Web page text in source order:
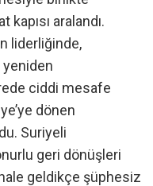
kapısı aralandı.
liderliğinde,
yeniden
ciddi mesafe
dönen
Suriyeli
geri dönüşleri
hale geldikçe şüphesiz